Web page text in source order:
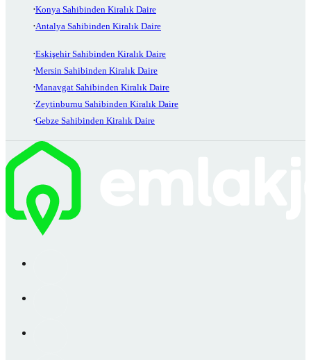
Konya Sahibinden Kiralık Daire
Antalya Sahibinden Kiralık Daire
Eskişehir Sahibinden Kiralık Daire
Mersin Sahibinden Kiralık Daire
Manavgat Sahibinden Kiralık Daire
Zeytinburnu Sahibinden Kiralık Daire
Gebze Sahibinden Kiralık Daire